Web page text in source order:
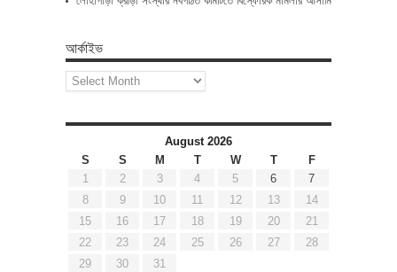
আর্কাইভ
আর্কাইভ
August 2026
S
S M T W T
F
1
2 3 4 5 6
7
8
9 10 11 12 13
14
15
16 17 18 19 20
21
22
23 24 25 26 27
28
29
30
31